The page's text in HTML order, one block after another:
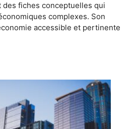
fiches conceptuelles qui
complexes. Son
accessible et pertinente